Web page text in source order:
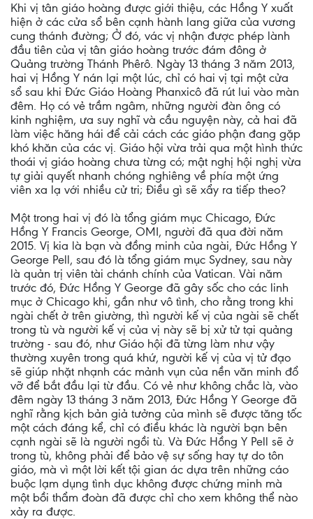
Khi vị tân giáo hoàng được giới thiệu, các Hồng Y xuất
hiện ở các cửa sổ bên cạnh hành lang giữa của vương
cung thánh đường; Ở đó, vác vị nhận được phép lành
đầu tiên của vị tân giáo hoàng trước đám đông ở
Quảng trường Thánh Phêrô. Ngày 13 tháng 3 năm 2013,
hai vị Hồng Y nán lại một lúc, chỉ có hai vị tại một cửa
sổ sau khi Đức Giáo Hoàng Phanxicô đã rút lui vào màn
đêm. Họ có vẻ trầm ngâm, những người đàn ông có
kinh nghiệm, ưa suy nghĩ và cầu nguyện này, cả hai đã
làm việc hăng hái để cải cách các giáo phận đang gặp
khó khăn của các vị. Giáo hội vừa trải qua một hình thức
thoái vị giáo hoàng chưa từng có; mật nghị hội nghị vừa
tự giải quyết nhanh chóng nghiêng về phía một ứng
viên xa lạ với nhiều cử tri; Điều gì sẽ xẩy ra tiếp theo?
Một trong hai vị đó là tổng giám mục Chicago, Đức
Hồng Y Francis George, OMI, người đã qua đời năm
2015. Vị kia là bạn và đồng minh của ngài, Đức Hồng Y
George Pell, sau đó là tổng giám mục Sydney, sau này
là quản trị viên tài chánh chính của Vatican. Vài năm
trước đó, Đức Hồng Y George đã gây sốc cho các linh
mục ở Chicago khi, gần như vô tình, cho rằng trong khi
ngài chết ở trên giường, thì người kế vị của ngài sẽ chết
trong tù và người kế vị của vị này sẽ bị xử tử tại quảng
trường - sau đó, như Giáo hội đã từng làm như vậy
thường xuyên trong quá khứ, người kế vị của vị tử đạo
sẽ giúp nhặt nhạnh các mảnh vụn của nền văn minh đổ
vỡ để bắt đầu lại từ đầu. Có vẻ như không chắc là, vào
đêm ngày 13 tháng 3 năm 2013, Đức Hồng Y George đã
nghĩ rằng kịch bản giả tưởng của mình sẽ được tăng tốc
một cách đáng kể, chỉ có điều khác là người bạn bên
cạnh ngài sẽ là người ngồi tù. Và Đức Hồng Y Pell sẽ ở
trong tù, không phải để bảo vệ sự sống hay tự do tôn
giáo, mà vì một lời kết tội gian ác dựa trên những cáo
buộc lạm dụng tình dục không được chứng minh mà
một bồi thẩm đoàn đã được chỉ cho xem không thể nào
xảy ra được.